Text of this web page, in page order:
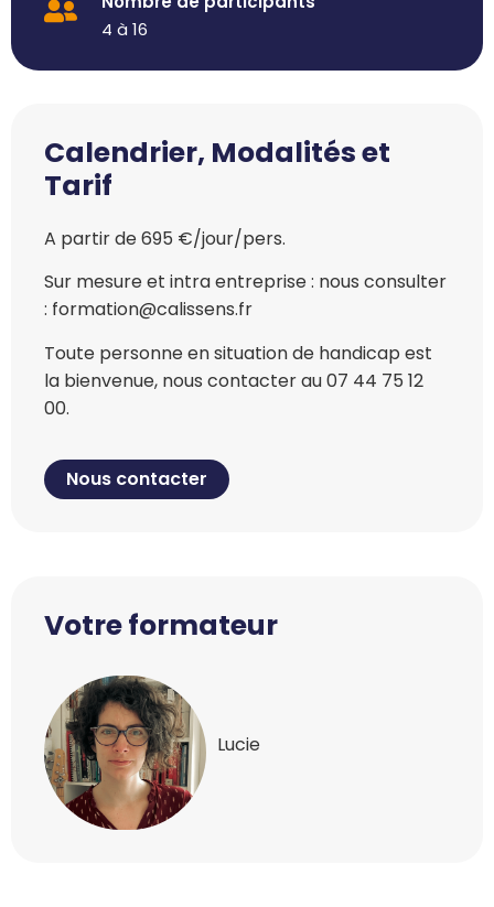
4 à 16
Calendrier, Modalités et
Tarif
A partir de 695 €/jour/pers.
Sur mesure et intra entreprise : nous consulter
: formation@calissens.fr
Toute personne en situation de handicap est
la bienvenue, nous contacter au 07 44 75 12
00.
Nous contacter
Votre formateur
Lucie